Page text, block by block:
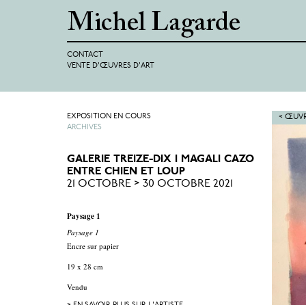
CONTACT
VENTE D'ŒUVRES D'ART
<
EXPOSITION EN COURS
ARCHIVES
GALERIE TREIZE-DIX I MAGALI CAZO
ENTRE CHIEN ET LOUP
21 OCTOBRE > 30 OCTOBRE 2021
Paysage 1
Paysage 1
Encre sur papier
19 x 28 cm
Vendu